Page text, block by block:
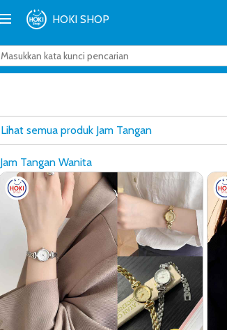
HOKI SHOP
Lihat semua produk Jam Tangan
Jam Tangan Wanita